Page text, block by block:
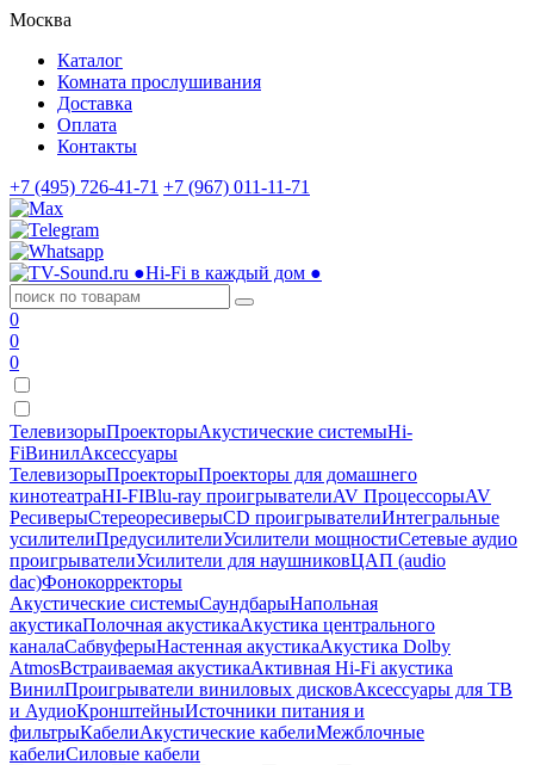
Москва
Каталог
Комната прослушивания
Доставка
Оплата
Контакты
+7 (495) 726-41-71 +7 (967) 011-11-71
●Hi-Fi в каждый дом ●
0
0
0
ТелевизорыПроекторыАкустические системыHi-
FiВинилАксессуары
ТелевизорыПроекторыПроекторы для домашнего
кинотеатраHI-FIBlu-ray проигрывателиAV ПроцессорыAV
РесиверыСтереоресиверыCD проигрывателиИнтегральные
усилителиПредусилителиУсилители мощностиСетевые аудио
проигрывателиУсилители для наушниковЦАП (audio
dac)Фонокорректоры
Акустические системыСаундбарыНапольная
акустикаПолочная акустикаАкустика центрального
каналаСабвуферыНастенная акустикаАкустика Dolby
AtmosВстраиваемая акустикаАктивная Hi-Fi акустика
ВинилПроигрыватели виниловых дисковАксессуары для ТВ
и АудиоКронштейныИсточники питания и
фильтрыКабелиАкустические кабелиМежблочные
кабелиСиловые кабели